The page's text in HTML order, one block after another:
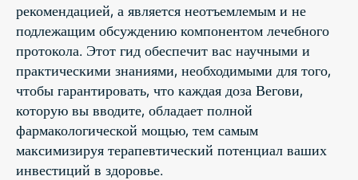
рекомендацией, а является неотъемлемым и не
подлежащим обсуждению компонентом лечебного
протокола. Этот гид обеспечит вас научными и
практическими знаниями, необходимыми для того,
чтобы гарантировать, что каждая доза Вегови,
которую вы вводите, обладает полной
фармакологической мощью, тем самым
максимизируя терапевтический потенциал ваших
инвестиций в здоровье.